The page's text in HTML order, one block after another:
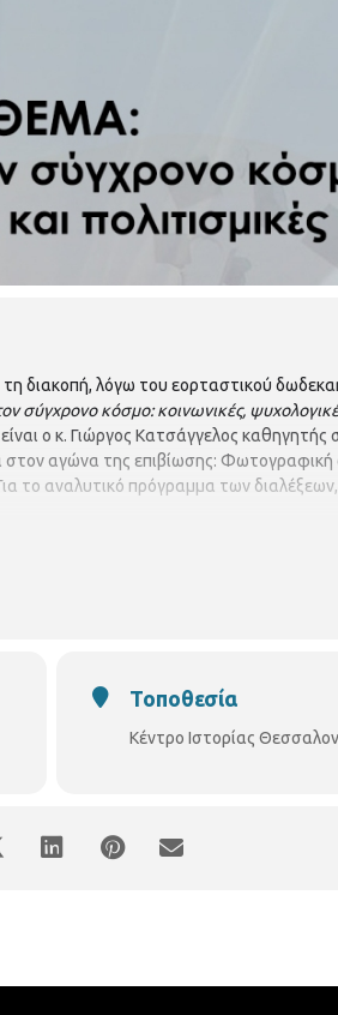
διακοπή, λόγω του εορταστικού
σύγχρονο κόσμο: κοινωνικές,
ο κ. Γιώργος Κατσάγγελος
στον αγώνα της επιβίωσης:
το αναλυτικό πρόγραμμα των
Τοποθεσία
Κέντρο Ιστορίας